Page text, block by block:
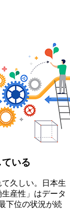
いる
久しい。日本生
産性」はデータ
下位の状況が続